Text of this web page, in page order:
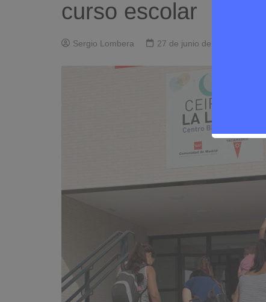
curso escolar
Sergio Lombera 27 de junio de 2024